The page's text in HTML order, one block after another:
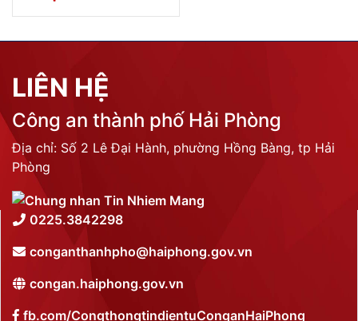
LIÊN HỆ
Công an thành phố Hải Phòng
Địa chỉ: Số 2 Lê Đại Hành, phường Hồng Bàng, tp Hải
Phòng
0225.3842298
conganthanhpho@haiphong.gov.vn
congan.haiphong.gov.vn
fb.com/CongthongtindientuConganHaiPhong